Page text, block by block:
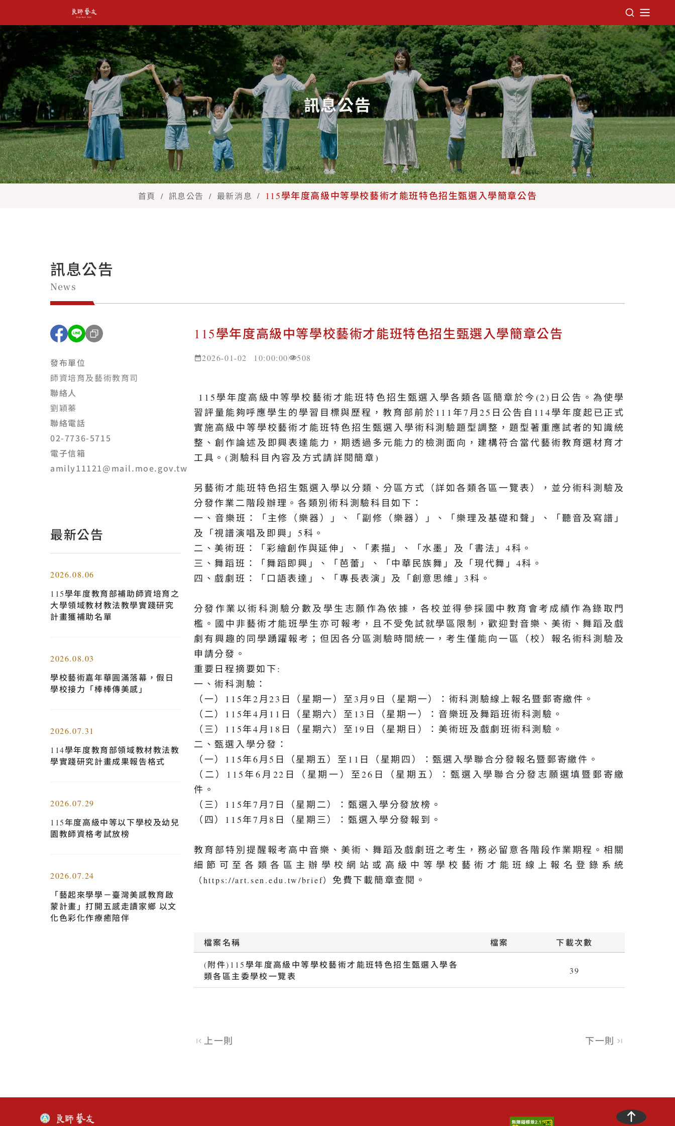
訊息公告
:::
首頁 訊息公告 最新消息 115學年度高級中等學校藝術才能班特色招生甄選入學簡章公告
訊息公告
News
複製連結
發布單位
師資培育及藝術教育司
聯絡人
劉穎蓁
聯絡電話
02-7736-5715
電子信箱
amily11121@mail.moe.gov.tw
最新公告
2026.08.06
115學年度教育部補助師資培育之
大學領域教材教法教學實踐研究
計畫獲補助名單
2026.08.03
學校藝術嘉年華圓滿落幕，假日
學校接力「棒棒傳美感」
2026.07.31
114學年度教育部領域教材教法教
學實踐研究計畫成果報告格式
2026.07.29
115年度高級中等以下學校及幼兒
園教師資格考試放榜
2026.07.24
「藝起來學學－臺灣美感教育啟
蒙計畫」打開五感走讀家鄉 以文
化色彩化作療癒陪伴
115學年度高級中等學校藝術才能班特色招生甄選入學簡章公告
2026-01-02 10:00:00 508
115學年度高級中等學校藝術才能班特色招生甄選入學各類各區簡章於今(2)日公告。為使學
習評量能夠呼應學生的學習目標與歷程，教育部前於111年7月25日公告自114學年度起已正式
實施高級中等學校藝術才能班特色招生甄選入學術科測驗題型調整，題型著重應試者的知識統
整、創作論述及即興表達能力，期透過多元能力的檢測面向，建構符合當代藝術教育選材育才
工具。(測驗科目內容及方式請詳閱簡章)
另藝術才能班特色招生甄選入學以分類、分區方式（詳如各類各區一覽表），並分術科測驗及
分發作業二階段辦理。各類別術科測驗科目如下：
一、音樂班：「主修（樂器）」、「副修（樂器）」、「樂理及基礎和聲」、「聽音及寫譜」
及「視譜演唱及即興」5科。
二、美術班：「彩繪創作與延伸」、「素描」、「水墨」及「書法」4科。
三、舞蹈班：「舞蹈即興」、「芭蕾」、「中華民族舞」及「現代舞」4科。
四、戲劇班：「口語表達」、「專長表演」及「創意思維」3科。
分發作業以術科測驗分數及學生志願作為依據，各校並得參採國中教育會考成績作為錄取門
檻。國中非藝術才能班學生亦可報考，且不受免試就學區限制，歡迎對音樂、美術、舞蹈及戲
劇有興趣的同學踴躍報考；但因各分區測驗時間統一，考生僅能向一區（校）報名術科測驗及
申請分發。
重要日程摘要如下:
一、術科測驗：
（一）115年2月23日（星期一）至3月9日（星期一）：術科測驗線上報名暨郵寄繳件。
（二）115年4月11日（星期六）至13日（星期一）：音樂班及舞蹈班術科測驗。
（三）115年4月18日（星期六）至19日（星期日）：美術班及戲劇班術科測驗。
二、甄選入學分發：
（一）115年6月5日（星期五）至11日（星期四）：甄選入學聯合分發報名暨郵寄繳件。
（二）115年6月22日（星期一）至26日（星期五）：甄選入學聯合分發志願選填暨郵寄繳
件。
（三）115年7月7日（星期二）：甄選入學分發放榜。
（四）115年7月8日（星期三）：甄選入學分發報到。
教育部特別提醒報考高中音樂、美術、舞蹈及戲劇班之考生，務必留意各階段作業期程。相關
細節可至各類各區主辦學校網站或高級中等學校藝術才能班線上報名登錄系統
（https://art.sen.edu.tw/brief） 免費下載簡章查閱。
檔案名稱 檔案 下載次數
(附件)115學年度高級中等學校藝術才能班特色招生甄選入學各
類各區主委學校一覽表
39
上一則 下一則
:::